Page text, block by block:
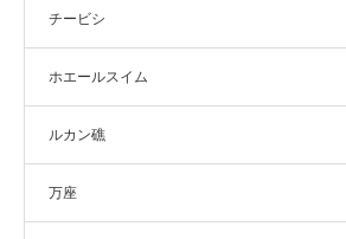
チービシ
ホエールスイム
ルカン礁
万座